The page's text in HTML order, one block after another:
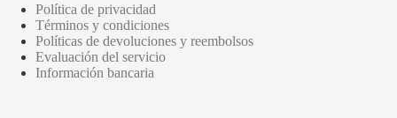
Política de privacidad
Términos y condiciones
Políticas de devoluciones y reembolsos
Evaluación del servicio
Información bancaria